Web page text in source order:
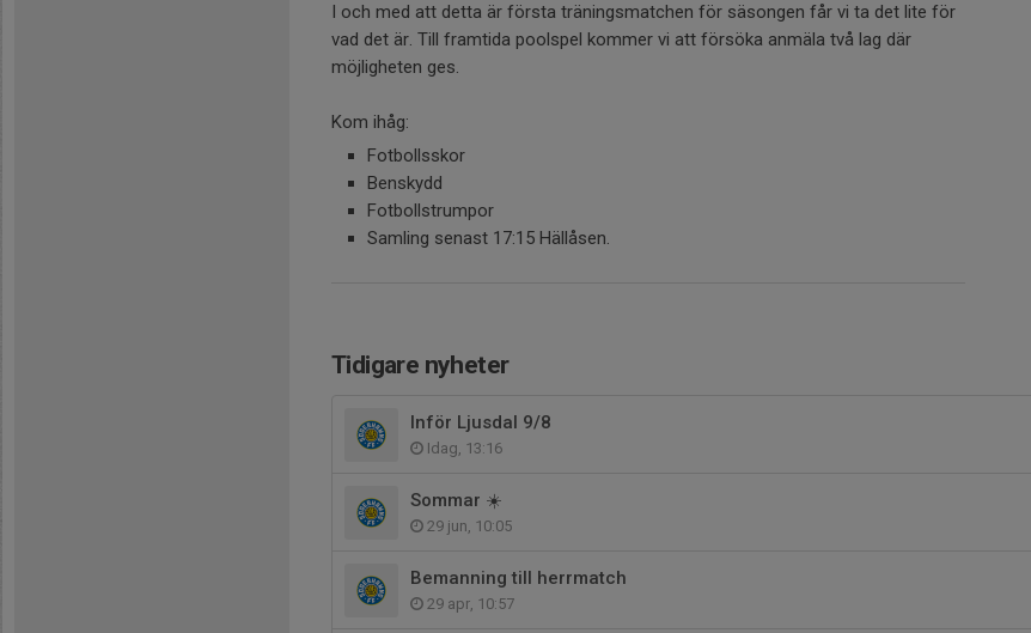
I och med att detta är första träningsmatchen för säsongen får vi ta det lite för
vad det är. Till framtida poolspel kommer vi att försöka anmäla två lag där
möjligheten ges.
Kom ihåg:
Fotbollsskor
Benskydd
Fotbollstrumpor
Samling senast 17:15 Hällåsen.
Tidigare nyheter
Inför Ljusdal 9/8
Idag, 13:16
Sommar ☀️
29 jun, 10:05
Bemanning till herrmatch
29 apr, 10:57